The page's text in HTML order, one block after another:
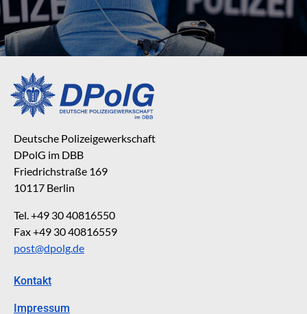
Deutsche Polizeigewerkschaft
DPolG im DBB
Friedrichstraße 169
10117 Berlin
Tel. +49 30 40816550
Fax +49 30 40816559
post@dpolg.de
Kontakt
Impressum